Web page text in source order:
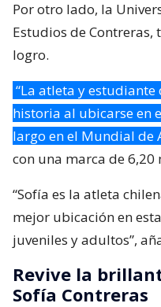
Por otro lado, la
Estudios de Contreras,
logro.
“La atleta y estudiante
historia al ubicarse en
largo en el Mundial de
con una marca de 6,20
“Sofía es la atleta
mejor ubicación en
juveniles y adultos”,
Revive la
Sofía Contreras